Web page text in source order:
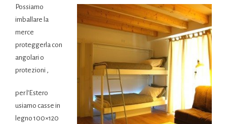
Possiamo
imballare la
merce
proteggerla con
angolari o
protezioni ,
per l’Estero
usiamo casse in
legno 100×120